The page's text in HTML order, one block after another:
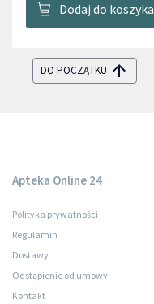
Dodaj do koszyka
DO POCZĄTKU
Apteka Online 24
Polityka prywatności
Regulamin
Dostawy
Odstąpienie od umowy
Kontakt